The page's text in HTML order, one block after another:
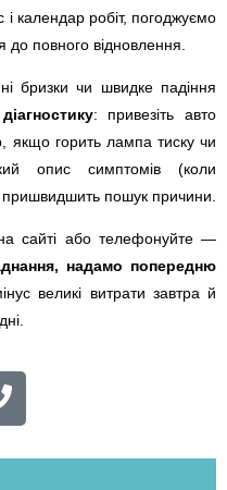
календар робіт, погоджуємо
повного відновлення.
бризки чи швидке падіння
: привезіть авто
якщо горить лампа тиску чи
опис симптомів (коли
пошук причини.
сайті або телефонуйте —
надамо попередню
великі витрати завтра й